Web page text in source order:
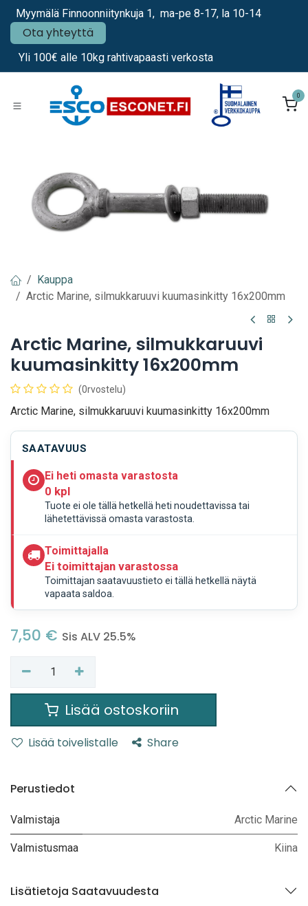
Siirry sisältöön
Myymälä Finnoonniitynkuja 1, ma-pe 8-17, la 10-14
Ota yhteyttä
Yli 100€ alle 10kg rahtivapaasti verkosta
0
Kauppa
Arctic Marine, silmukkaruuvi kuumasinkitty 16x200mm
Arctic Marine, silmukkaruuvi
kuumasinkitty 16x200mm
(0rvostelu)
Arctic Marine, silmukkaruuvi kuumasinkitty 16x200mm
SAATAVUUS
Ei heti omasta varastosta
0 kpl
Tuote ei ole tällä hetkellä heti noudettavissa tai
lähetettävissä omasta varastosta.
Toimittajalla
Ei toimittajan varastossa
Toimittajan saatavuustieto ei tällä hetkellä näytä
vapaata saldoa.
7,50 € Sis ALV 25.5%
Lisää ostoskoriin
Lisää toivelistalle Share
Perustiedot
Valmistaja Arctic Marine
Valmistusmaa Kiina
Lisätietoja Saatavuudesta